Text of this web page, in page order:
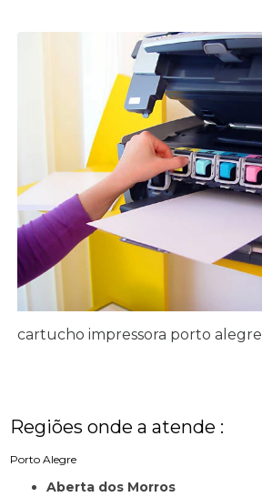
cartucho impressora porto alegre
Regiões onde a atende :
Porto Alegre
Aberta dos Morros